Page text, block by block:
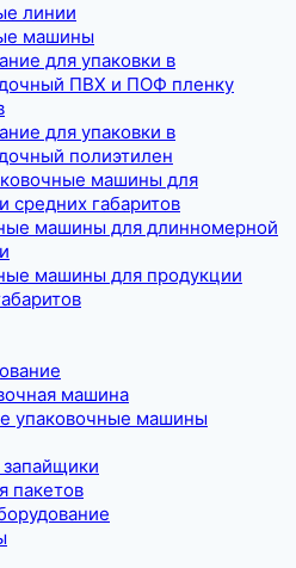
линии
машины
для упаковки в
ПВХ и ПОФ пленку
для упаковки в
полиэтилен
машины для
средних габаритов
машины для длинномерной
машины для продукции
машина
упаковочные машины
пакетов